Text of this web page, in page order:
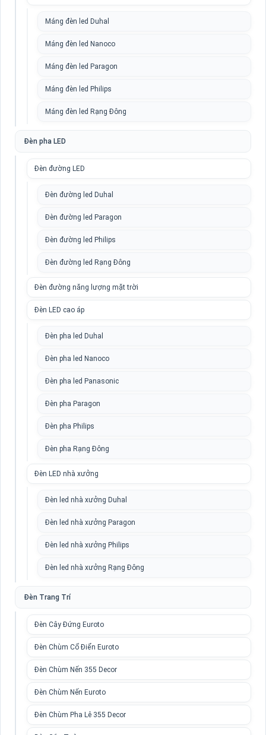
Máng đèn led Duhal
Máng đèn led Nanoco
Máng đèn led Paragon
Máng đèn led Philips
Máng đèn led Rạng Đông
Đèn pha LED
Đèn đường LED
Đèn đường led Duhal
Đèn đường led Paragon
Đèn đường led Philips
Đèn đường led Rạng Đông
Đèn đường năng lượng mặt trời
Đèn LED cao áp
Đèn pha led Duhal
Đèn pha led Nanoco
Đèn pha led Panasonic
Đèn pha Paragon
Đèn pha Philips
Đèn pha Rạng Đông
Đèn LED nhà xưởng
Đèn led nhà xưởng Duhal
Đèn led nhà xưởng Paragon
Đèn led nhà xưởng Philips
Đèn led nhà xưởng Rạng Đông
Đèn Trang Trí
Đèn Cây Đứng Euroto
Đèn Chùm Cổ Điển Euroto
Đèn Chùm Nến 355 Decor
Đèn Chùm Nến Euroto
Đèn Chùm Pha Lê 355 Decor